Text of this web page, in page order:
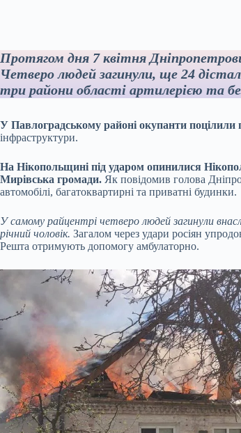
Протягом дня 7 квітня
Четверо людей загинули, ще 24
три райони області артилерією та
У Павлоградському районі окупанти поцілили
інфраструктури.
На Нікопольщині під ударом опинилися
Мирівська громади. Як повідомив голова
автомобілі, багатоквартирні та приватні будинки.
У самому райцентрі четверо людей загинули
річний чоловік. Загалом через удари росіян
Решта отримують допомогу амбулаторно.